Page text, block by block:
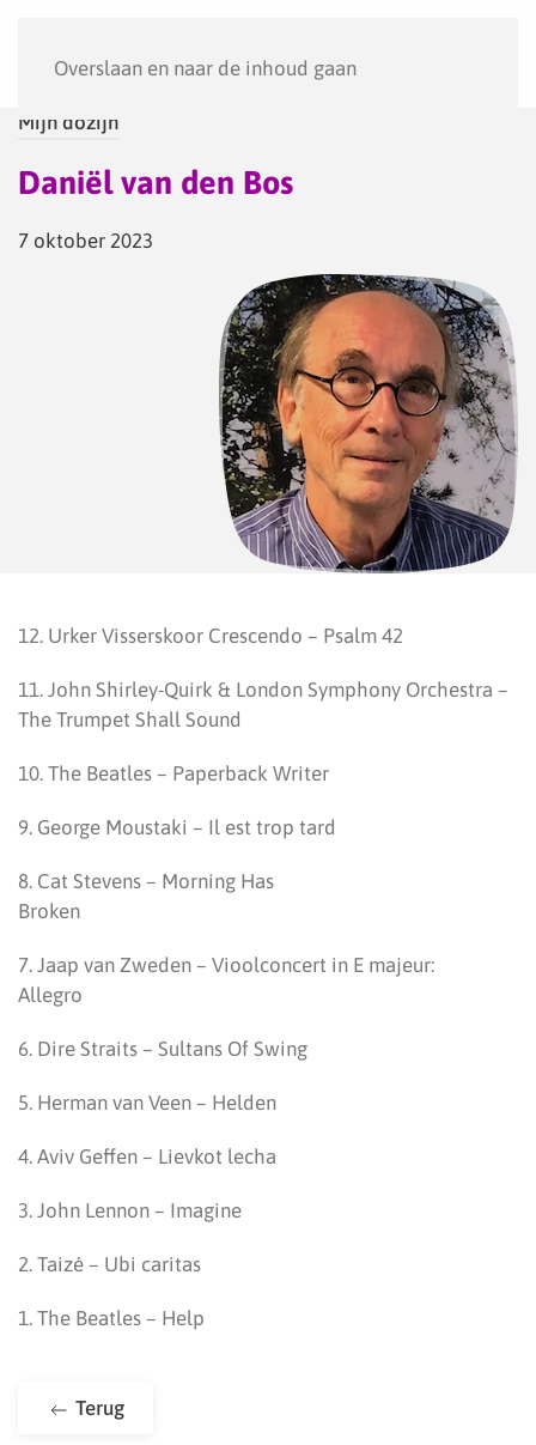
Overslaan en naar de inhoud gaan
Mijn dozijn
Daniël van den Bos
7 oktober 2023
12. Urker Visserskoor Crescendo – Psalm 42
11. John Shirley-Quirk & London Symphony Orchestra –
The Trumpet Shall Sound
10. The Beatles – Paperback Writer
9. George Moustaki – Il est trop tard
8. Cat Stevens – Morning Has
Broken
7. Jaap van Zweden – Vioolconcert in E majeur:
Allegro
6. Dire Straits – Sultans Of Swing
5. Herman van Veen – Helden
4. Aviv Geffen – Lievkot lecha
3. John Lennon – Imagine
2. Taizé – Ubi caritas
1. The Beatles – Help
Terug